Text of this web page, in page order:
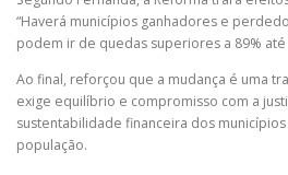
“Haverá municípios ganhadores e
podem ir de quedas superiores a 89% até
Ao final, reforçou que a mudança é uma
exige equilíbrio e compromisso com a
sustentabilidade financeira dos
população.